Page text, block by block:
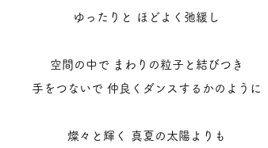
ゆったりと ほどよく弛緩し
空間の中で まわりの粒子と結びつき
手をつないで 仲良くダンスするかのように
燦々と輝く 真夏の太陽よりも